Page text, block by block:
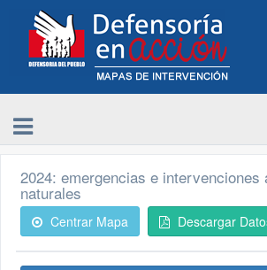
2024: emergencias e intervenciones
naturales
Centrar Mapa Descargar